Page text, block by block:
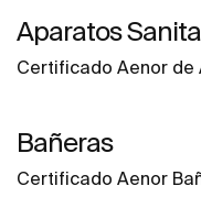
Aparatos
Certificado Aenor de
Bañeras
Certificado Aenor